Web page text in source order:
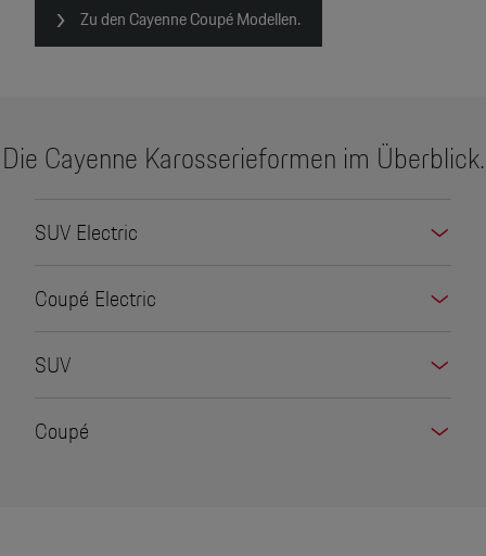
Zu den Cayenne Coupé Modellen.
Die Cayenne Karosserieformen im Überblick.
SUV Electric
Coupé Electric
SUV
Coupé